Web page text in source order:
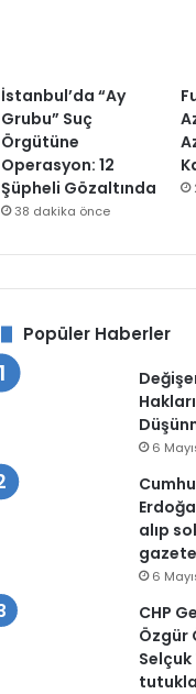
İstanbul’da “Ay
Grubu” Suç
Örgütüne
Operasyon: 12
Şüpheli Gözaltında
38 dakika önce
Popüler Haberler
6
alıp
6
CHP
Özgür